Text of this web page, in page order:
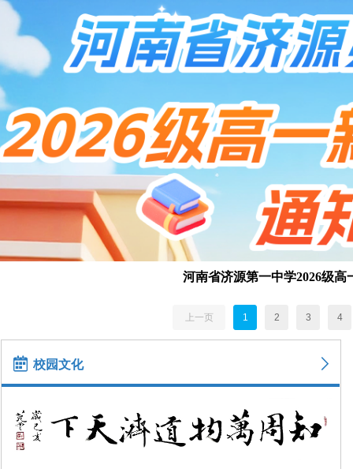
ꁕ
校园文化
녀
河南省济源第一中学2026级高
上一页 1 2 3 4